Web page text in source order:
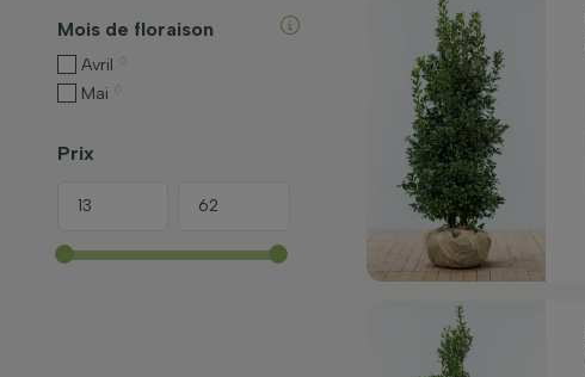
Mois de floraison
Avril
Mai
Prix